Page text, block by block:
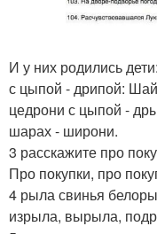
И у них родились
с цыпой - дрипой:
цедрони с цыпой -
шарах - широни.
3 расскажите про
Про покупки, про
4 рыла свинья
изрыла, вырыла,